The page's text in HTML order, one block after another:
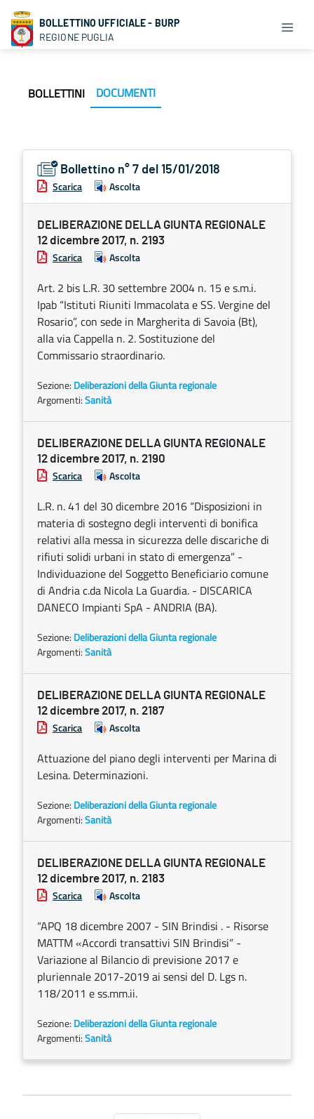
BOLLETTINO UFFICIALE - BURP
REGIONE PUGLIA
BOLLETTINI DOCUMENTI
Bollettino n° 7 del 15/01/2018
Scarica Ascolta
DELIBERAZIONE DELLA GIUNTA REGIONALE
12 dicembre 2017, n. 2193
Scarica Ascolta
Art. 2 bis L.R. 30 settembre 2004 n. 15 e s.m.i.
Ipab “Istituti Riuniti Immacolata e SS. Vergine del
Rosario”, con sede in Margherita di Savoia (Bt),
alla via Cappella n. 2. Sostituzione del
Commissario straordinario.
Sezione: Deliberazioni della Giunta regionale
Argomenti:Sanità
DELIBERAZIONE DELLA GIUNTA REGIONALE
12 dicembre 2017, n. 2190
Scarica Ascolta
L.R. n. 41 del 30 dicembre 2016 “Disposizioni in
materia di sostegno degli interventi di bonifica
relativi alla messa in sicurezza delle discariche di
rifiuti solidi urbani in stato di emergenza” -
Individuazione del Soggetto Beneficiario comune
di Andria c.da Nicola La Guardia. - DISCARICA
DANECO Impianti SpA - ANDRIA (BA).
Sezione: Deliberazioni della Giunta regionale
Argomenti:Sanità
DELIBERAZIONE DELLA GIUNTA REGIONALE
12 dicembre 2017, n. 2187
Scarica Ascolta
Attuazione del piano degli interventi per Marina di
Lesina. Determinazioni.
Sezione: Deliberazioni della Giunta regionale
Argomenti:Sanità
DELIBERAZIONE DELLA GIUNTA REGIONALE
12 dicembre 2017, n. 2183
Scarica Ascolta
“APQ 18 dicembre 2007 - SIN Brindisi . - Risorse
MATTM «Accordi transattivi SIN Brindisi” -
Variazione al Bilancio di previsione 2017 e
pluriennale 2017-2019 ai sensi del D. Lgs n.
118/2011 e ss.mm.ii.
Sezione: Deliberazioni della Giunta regionale
Argomenti:Sanità